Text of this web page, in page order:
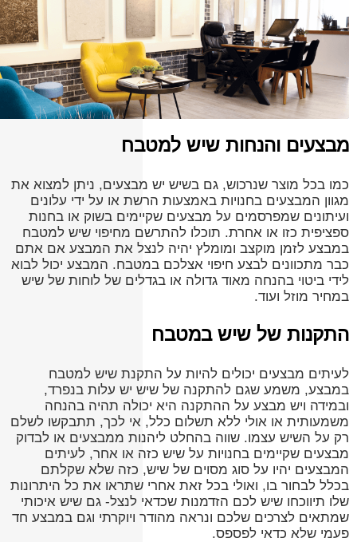
מבצעים והנחות שיש למטבח
כמו בכל מוצר שנרכוש, גם בשיש יש מבצעים, ניתן למצוא את
מגוון המבצעים בחנויות באמצעות הרשת או על ידי עלונים
ועיתונים שמפרסמים על מבצעים שקיימים בשוק או בחנות
ספציפית כזו או אחרת. תוכלו להתרשם מחיפוי שיש למטבח
במבצע לזמן מוקצב ומומלץ יהיה לנצל את המבצע אם אתם
כבר מתכוונים לבצע חיפוי אצלכם במטבח. המבצע יכול לבוא
לידי ביטוי בהנחה מאוד גדולה או בגדלים של לוחות של שיש
במחיר מוזל ועוד.
התקנות של שיש במטבח
לעיתים מבצעים יכולים להיות על התקנת שיש למטבח
במבצע, משמע שגם להתקנה של שיש יש עלות בנפרד,
ובמידה ויש מבצע על ההתקנה היא יכולה תהיה בהנחה
משמעותית או אולי ללא תשלום כלל, אי לכך, תתבקשו לשלם
רק על השיש עצמו. שווה בהחלט ליהנות ממבצעים או לבדוק
מבצעים שקיימים בחנויות על שיש כזה או אחר, לעיתים
המבצעים יהיו על סוג מסוים של שיש, כזה שלא שקלתם
בכלל לבחור בו, ואולי בכל זאת אחרי שתראו את כל היתרונות
שלו תיווכחו שיש לכם הזדמנות שכדאי לנצל- גם שיש איכותי
שמתאים לצרכים שלכם ונראה מהודר ויוקרתי וגם במבצע חד
פעמי שלא כדאי לפספס.